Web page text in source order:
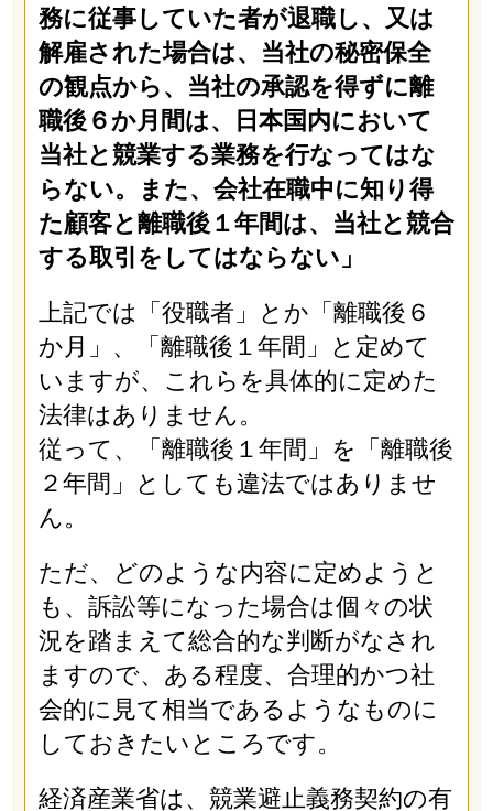
務に従事していた者が退職し、又は
解雇された場合は、当社の秘密保全
の観点から、当社の承認を得ずに離
職後６か月間は、日本国内において
当社と競業する業務を行なってはな
らない。また、会社在職中に知り得
た顧客と離職後１年間は、当社と競合
する取引をしてはならない」
上記では「役職者」とか「離職後６
か月」、「離職後１年間」と定めて
いますが、これらを具体的に定めた
法律はありません。
従って、「離職後１年間」を「離職後
２年間」としても違法ではありませ
ん。
ただ、どのような内容に定めようと
も、訴訟等になった場合は個々の状
況を踏まえて総合的な判断がなされ
ますので、ある程度、合理的かつ社
会的に見て相当であるようなものに
しておきたいところです。
経済産業省は、競業避止義務契約の有